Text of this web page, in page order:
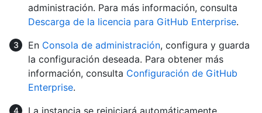
administración. Para más información, consulta
Descarga de la licencia para GitHub Enterprise.
En Consola de administración, configura y guarda
la configuración deseada. Para obtener más
información, consulta Configuración de GitHub
Enterprise.
La instancia se reiniciará automáticamente.